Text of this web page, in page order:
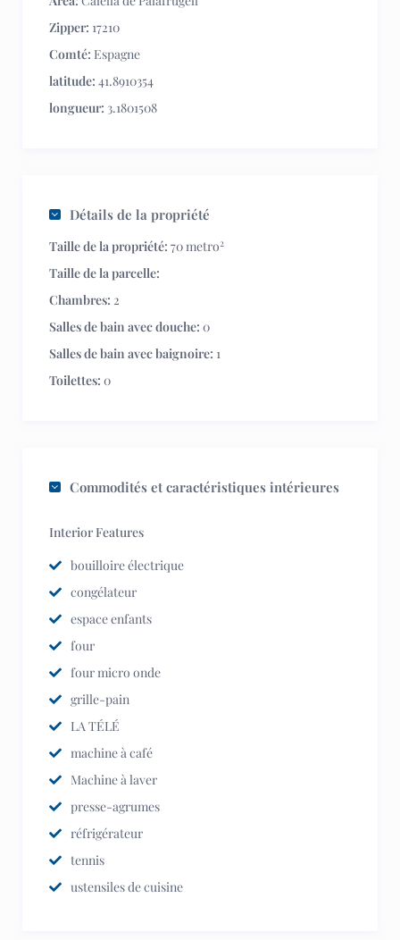
Zipper: 17210
Comté: Espagne
latitude: 41.8910354
longueur: 3.1801508
Détails de la propriété
Taille de la propriété: 70 metro2
Taille de la parcelle:
Chambres: 2
Salles de bain avec douche: 0
Salles de bain avec baignoire: 1
Toilettes: 0
Commodités et caractéristiques intérieures
Interior Features
bouilloire électrique
congélateur
espace enfants
four
four micro onde
grille-pain
LA TÉLÉ
machine à café
Machine à laver
presse-agrumes
réfrigérateur
tennis
ustensiles de cuisine